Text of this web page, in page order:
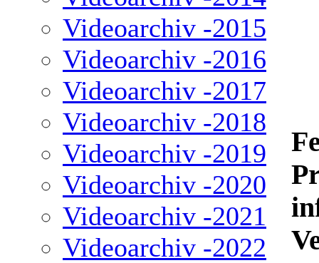
Videoarchiv -2015
Videoarchiv -2016
Videoarchiv -2017
Videoarchiv -2018
Videoarchiv -2019
Videoarchiv -2020
Videoarchiv -2021
Videoarchiv -2022